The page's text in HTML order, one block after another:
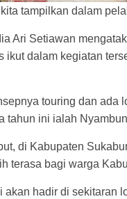
tampilkan dalam
Ari Setiawan
ikut dalam kegiatan
touring dan ada
tahun ini ialah
di Kabupaten
terasa bagi warga
akan hadir di sekitaran